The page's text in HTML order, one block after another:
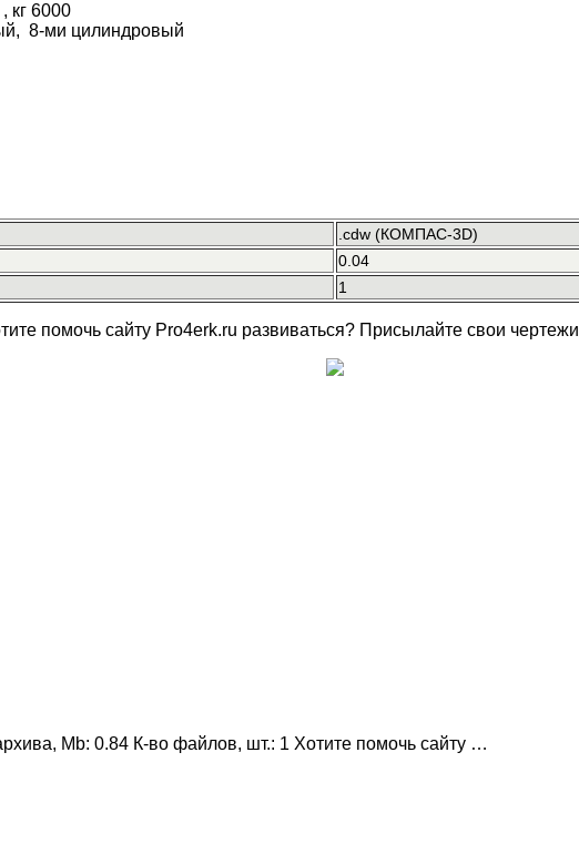
кг 6000
8-ми цилиндровый
.cdw (КОМПАС-3D)
0.04
1
помочь сайту Pro4erk.ru развиваться? Присылайте свои чертежи
Mb: 0.84 К-во файлов, шт.: 1 Хотите помочь сайту …